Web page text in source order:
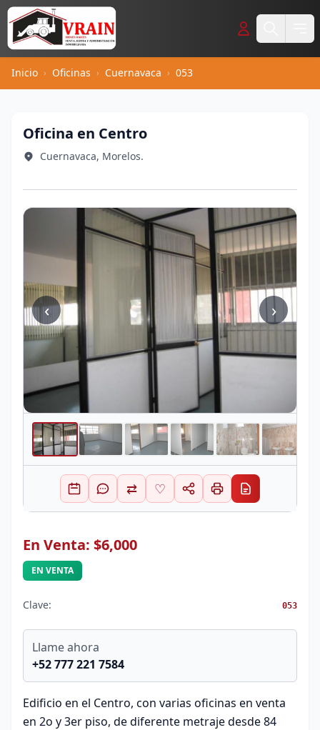
Inicio › Oficinas › Cuernavaca › 053
Oficina en Centro
Cuernavaca, Morelos.
‹ ›
⇄ ♡
En Venta: $6,000
EN VENTA
Clave: 053
Llame ahora
+52 777 221 7584
Edificio en el Centro, con varias oficinas en venta
en 2o y 3er piso, de diferente metraje desde 84